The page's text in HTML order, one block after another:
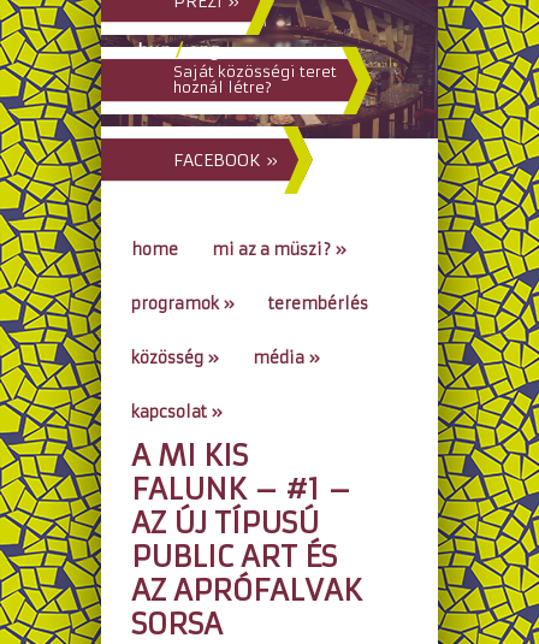
hun/eng
Saját közösségi teret
hoznál létre?
FACEBOOK »
home mi az a müszi? »
programok» terembérlés
közösség » média »
kapcsolat »
go to...
A MI KIS
FALUNK – #1 –
AZ ÚJ TÍPUSÚ
PUBLIC ART ÉS
AZ APRÓFALVAK
SORSA